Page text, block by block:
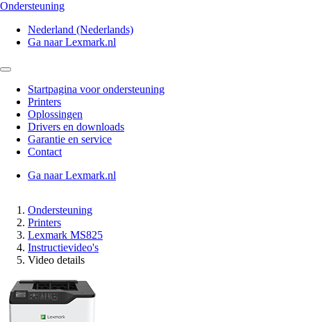
Ondersteuning
Nederland (Nederlands)
Ga naar Lexmark.nl
Startpagina voor ondersteuning
Printers
Oplossingen
Drivers en downloads
Garantie en service
Contact
Ga naar Lexmark.nl
Ondersteuning
Printers
Lexmark MS825
Instructievideo's
Video details